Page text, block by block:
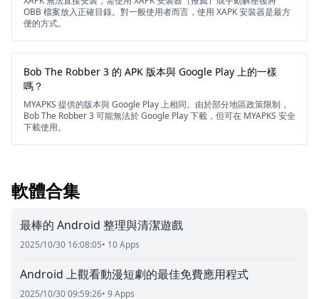
OBB 檔案放入正確目錄。對一般使用者而言，使用 XAPK 安裝器是最方
便的方式。
Bob The Robber 3 的 APK 版本與 Google Play 上的一樣
嗎？
MYAPKS 提供的版本與 Google Play 上相同。由於部分地區政策限制，
Bob The Robber 3 可能無法於 Google Play 下載，但可在 MYAPKS 安全
下載使用。
軟體合集
最棒的 Android 整理與清潔遊戲
2025/10/30 16:08:05• 10 Apps
Android 上觀看動漫短劇的最佳免費應用程式
2025/10/30 09:59:26• 9 Apps